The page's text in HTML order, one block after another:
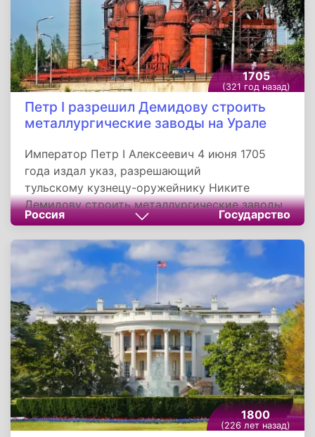
1705
(321 год назад)
Петр I разрешил Демидову строить
металлургические заводы на Урале
Император Петр I Алексеевич 4 июня 1705
года издал указ, разрешающий
тульскому кузнецу-оружейнику Никите
Демидову строить металлургические заводы
в Кунгурском районе на Урале. Промышленник
перевез на место мастеров из Тулы и Москвы,
развернул работы, скупая земли и крепостных
крестьян. При этом Демидов принимал на
работу шведских военнопленных, знавших
толк в горном деле, переманивал
специалистов с казённых предприятий и
принимал на работу беглых крестьян.
Россия Государство
1800
(226 лет назад)